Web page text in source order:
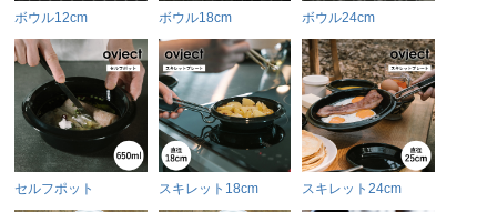
ボウル12cm ボウル18cm ボウル24cm
セルフポット スキレット18cm スキレット24cm